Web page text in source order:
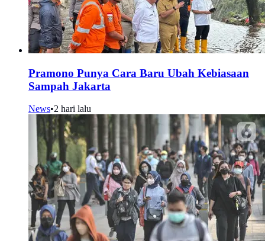
Pramono Punya Cara Baru Ubah Kebiasaan
Sampah Jakarta
News•2 hari lalu